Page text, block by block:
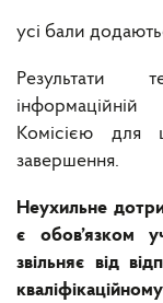
усі бали
Результати
Комісією для
завершення.
Неухильне
є обов’язком
звільняє від